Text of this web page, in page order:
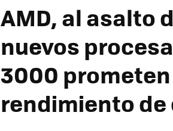
AMD, al asalto
nuevos
3000
rendimiento